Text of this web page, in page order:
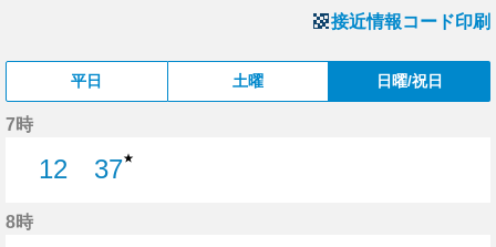
接近情報コード印刷
平日 土曜 日曜/祝日
7時
12
37★
8時